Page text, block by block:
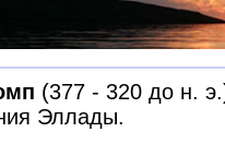
(377 - 320 до н.
Эллады.